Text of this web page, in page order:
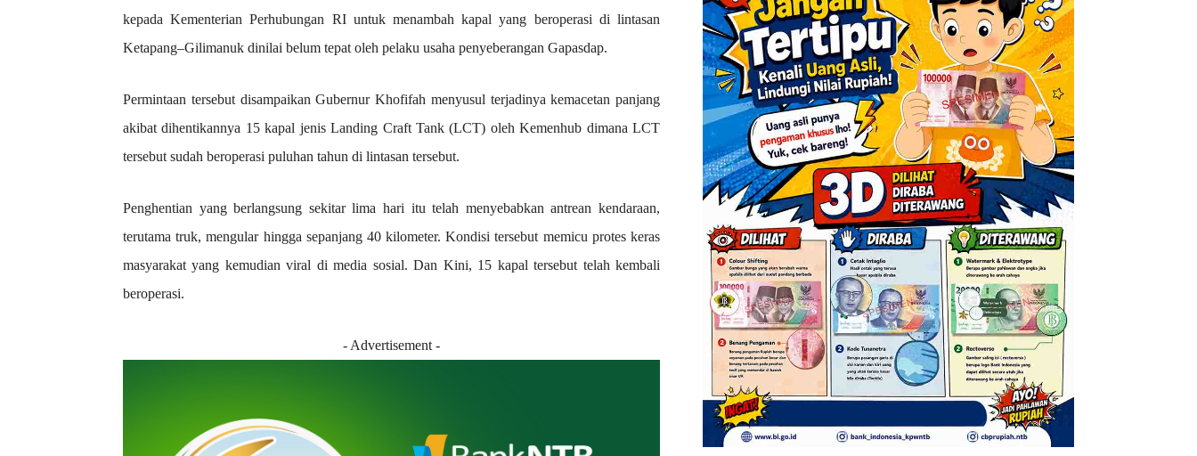
kepada Kementerian Perhubungan RI untuk menambah kapal yang beroperasi di lintasan
Ketapang–Gilimanuk dinilai belum tepat oleh pelaku usaha penyeberangan Gapasdap.
Permintaan tersebut disampaikan Gubernur Khofifah menyusul terjadinya kemacetan panjang
akibat dihentikannya 15 kapal jenis Landing Craft Tank (LCT) oleh Kemenhub dimana LCT
tersebut sudah beroperasi puluhan tahun di lintasan tersebut.
Penghentian yang berlangsung sekitar lima hari itu telah menyebabkan antrean kendaraan,
terutama truk, mengular hingga sepanjang 40 kilometer. Kondisi tersebut memicu protes keras
masyarakat yang kemudian viral di media sosial. Dan Kini, 15 kapal tersebut telah kembali
beroperasi.
- Advertisement -